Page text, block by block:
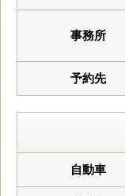
事務所
予約先
自動車